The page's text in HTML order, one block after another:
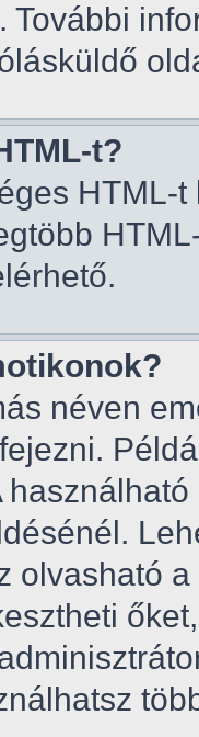
További
t?
HTML-
néven
olvasható